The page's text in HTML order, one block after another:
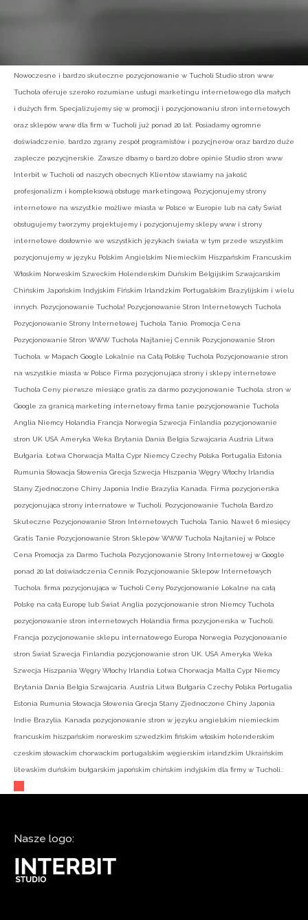
Nowoczesne i bardzo skuteczne pozycjonowanie w Tucholi Studio stron www
Tuchola oferuje szeroko rozumiane usługi marketingu internetowego dla małych
i dużych firm. Specjalizujemy się w promocji i pozycjonowaniu stron internetowych
oraz sklepów www dla firm w Tucholi już ponad 20 lat. Posiadamy ogromne
doświadczenie, bardzo zgrany zespół programistów i pozycjnerów oraz bardzo duże
zaplecze pozycjnerskie. Zawsze dbamy o bardzo dobre opinie Studio stron www
Interbit w Tucholi od naszych obecnych Klientów stawiamy na jakość
profesjonalizm i kompleksową obsługę marketingową. Pozycjonujemy strony
internetowe na wszystkie możliwe miasta w Polsce w Europie lub na cały Świat
obsługujemy tworzymy projektujemy i pozycjonujemy sklepy www i strony
internetowe dosłownie we wszystkich językach świata w tym przede wszystkim
pozycjonujemy w języku Polskim Angielskim Niemieckim Hiszpańskim Francuskim
Włoskim Norweskim Szweckim Holenderskim Duńskim Belgijskim Szwajcarskim
Chińskim Japońskim Indyjskim Fińskim Irlandzkim Portugalskim Brazylijskim i wielu
innych. Pozycjonowanie Tuchola! Pozycjonowanie Stron Internetowych Tuchola
Pozycjonowanie Strony Internetowej Tuchola Tanio. Promocja Cena
Pozycjonowanie Stron WWW Tuchola Najtaniej Cennik Pozycjonowanie Stron
Tuchola. w Mapach Google Lokalnie na Całą Polskę Tuchola Pozycjonowanie stron
na wszystkie miasta w Polsce Firma pozycjonująca strony i sklepy internetowe
Tuchola Ceny pierwsze miesiące gratis za darmo pozycjonowanie Tuchola. stron w
Google za granicą marketing internetowy firma tanie pozycjonowanie Tuchola
Anglia Niemcy Holandia Francja Norwegia Szwecja Finlandia pozycjonowanie
stron UK USA Ameryka Weka Brytania Dania Belgia Szwajcaria Austria Litwa
Bułgaria. Łotwa Chorwacja Malta Cypr Niemcy Czechy Polska Portugalia Estonia
Rumunia Słowacja Słowenia Grecja Szwecja Hiszpania Węgry Włochy Irlandia
Stany Zjednoczone Chiny Japonia Indie Brazylia Kanada. Firma pozycjonerska
pozycjonująca strony internatowe w Tucholi. Pozycjonowanie Tuchola Bardzo
Skuteczne Pozycjonowanie Stron Internetowych Tuchola Tanio. Nawet 6 miesięcy
Gratis Tanie Pozycjonowanie Stron Sklepów WWW Tuchola Najtaniej w Polsce
Cena Promocja za Darmo Tuchola Pozycjonowanie Strony Internetowej w Google
ponad 20 lat doświadczenia Cennik Pozycjonowanie Sklepów Internetowych
Tuchola. firma pozycjonująca w Tucholi Ceny Pozycjonowanie Lokalne na całą
Polskę na całą Europę lub Świat Anglia pozycjonowanie stron Niemcy Tuchola
pozycjonowanie stron internetowych Holandia firma pozycjonerska w Tucholi.
Francja pozycjonowanie sklepu internatowego Europa Norwegia Pozycjonowanie
stron Świat Szwecja Finlandia pozycjonowanie stron UK. USA Ameryka Weka
Szwecja Hiszpania Węgry Włochy Irlandia Łotwa Chorwacja Malta Cypr Niemcy
Brytania Dania Belgia Szwajcaria. Austria Litwa Bułgaria Czechy Polska Portugalia
Estonia Rumunia Słowacja Słowenia Grecja Stany Zjednoczone Chiny Japonia
Indie Brazylia. Kanada pozycjonowanie stron w języku angielskim niemieckim
francuskim hiszpańskim norweskim szwedzkim fińskim włoskim holenderskim
czeskim słowackim chorwackim portugalskim węgierskim irlandzkim Ukraińskim
litewskim duńskim bułgarskim japońskim chińskim indyjskim dla firmy w Tucholi.:
Nasze logo: